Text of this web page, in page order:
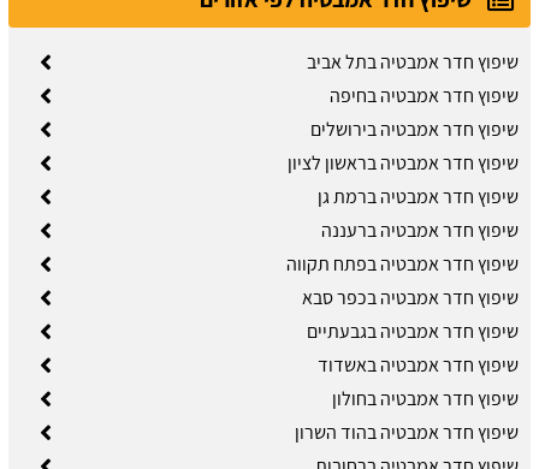
שיפוץ חדר אמבטיה בתל אביב
שיפוץ חדר אמבטיה בחיפה
שיפוץ חדר אמבטיה בירושלים
שיפוץ חדר אמבטיה בראשון לציון
שיפוץ חדר אמבטיה ברמת גן
שיפוץ חדר אמבטיה ברעננה
שיפוץ חדר אמבטיה בפתח תקווה
שיפוץ חדר אמבטיה בכפר סבא
שיפוץ חדר אמבטיה בגבעתיים
שיפוץ חדר אמבטיה באשדוד
שיפוץ חדר אמבטיה בחולון
שיפוץ חדר אמבטיה בהוד השרון